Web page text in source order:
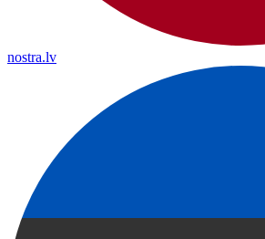
nostra.lv